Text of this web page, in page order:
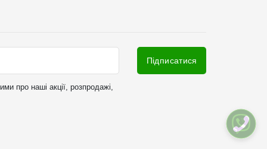
про наші акції, розпродажі,
Підписатися